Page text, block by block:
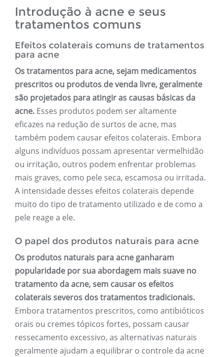
Introdução à acne e seus
tratamentos comuns
Efeitos colaterais comuns de tratamentos
para acne
Os tratamentos para acne, sejam medicamentos
prescritos ou produtos de venda livre, geralmente
são projetados para atingir as causas básicas da
acne. Esses produtos podem ser altamente
eficazes na redução de surtos de acne, mas
também podem causar efeitos colaterais. Embora
alguns indivíduos possam apresentar vermelhidão
ou irritação, outros podem enfrentar problemas
mais graves, como pele seca, escamosa ou irritada.
A intensidade desses efeitos colaterais depende
muito do tipo de tratamento utilizado e de como a
pele reage a ele.
O papel dos produtos naturais para acne
Os produtos naturais para acne ganharam
popularidade por sua abordagem mais suave no
tratamento da acne, sem causar os efeitos
colaterais severos dos tratamentos tradicionais.
Embora tratamentos prescritos, como antibióticos
orais ou cremes tópicos fortes, possam causar
ressecamento excessivo, as alternativas naturais
geralmente ajudam a equilibrar o controle da acne